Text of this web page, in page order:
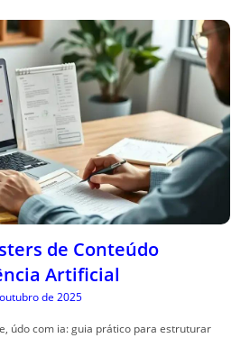
de Conteúdo
Artificial
de 2025
údo com ia: guia prático para estruturar